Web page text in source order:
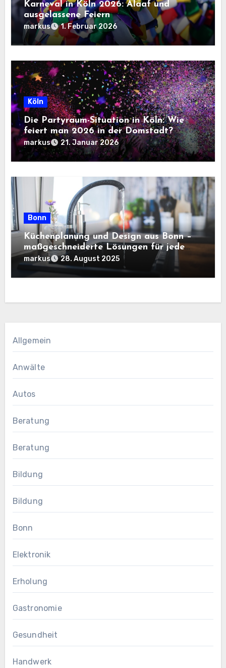
Karneval in Köln 2026: Alaaf und
ausgelassene Feiern
markus 1. Februar 2026
Köln
Die Partyraum-Situation in Köln: Wie
feiert man 2026 in der Domstadt?
markus 21. Januar 2026
Bonn
Küchenplanung und Design aus Bonn –
maßgeschneiderte Lösungen für jede
Wohnsituation
markus 28. August 2025
Allgemein
Anwälte
Autos
Beratung
Beratung
Bildung
Bildung
Bonn
Elektronik
Erholung
Gastronomie
Gesundheit
Handwerk